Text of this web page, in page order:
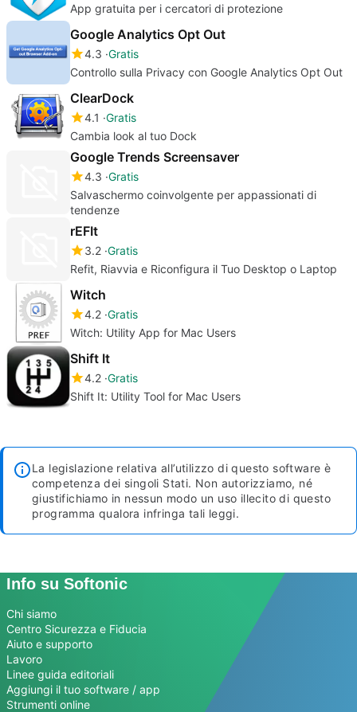
App gratuita per i cercatori di protezione
Google Analytics Opt Out
4.3 Gratis
Controllo sulla Privacy con Google Analytics Opt Out
ClearDock
4.1 Gratis
Cambia look al tuo Dock
Google Trends Screensaver
4.3 Gratis
Salvaschermo coinvolgente per appassionati di
tendenze
rEFIt
3.2 Gratis
Refit, Riavvia e Riconfigura il Tuo Desktop o Laptop
Witch
4.2 Gratis
Witch: Utility App for Mac Users
Shift It
4.2 Gratis
Shift It: Utility Tool for Mac Users
La legislazione relativa all’utilizzo di questo software è
competenza dei singoli Stati. Non autorizziamo, né
giustifichiamo in nessun modo un uso illecito di questo
programma qualora infringa tali leggi.
Info su Softonic
Chi siamo
Centro Sicurezza e Fiducia
Aiuto e supporto
Lavoro
Linee guida editoriali
Aggiungi il tuo software / app
Strumenti online